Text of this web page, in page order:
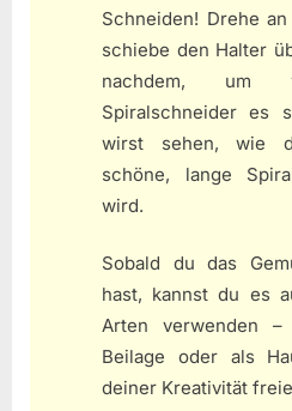
Schneiden! Drehe
schiebe den Halter
nachdem, um
Spiralschneider es
wirst sehen, wie
schöne, lange
wird.
Sobald du das
hast, kannst du es
Arten verwenden
Beilage oder als
deiner Kreativität